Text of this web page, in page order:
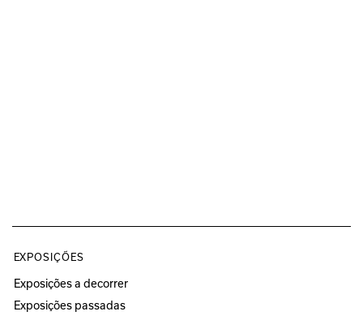
EXPOSIÇÕES
Exposições a decorrer
Exposições passadas